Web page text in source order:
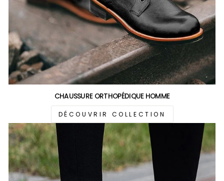
CHAUSSURE ORTHOPÉDIQUE HOMME
DÉCOUVRIR COLLECTION